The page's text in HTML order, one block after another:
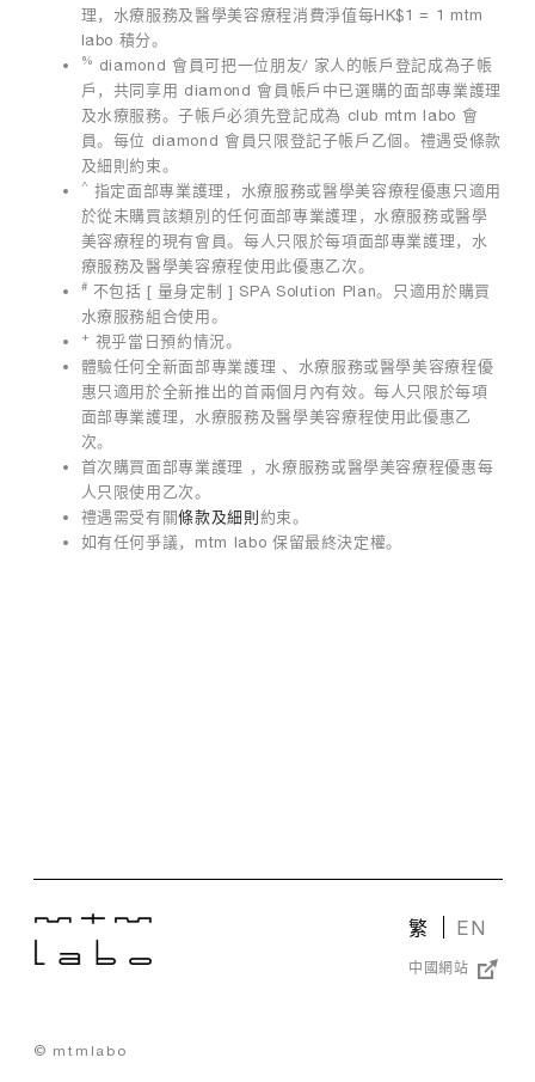
理，水療服務及醫學美容療程消費淨值每HK$1 = 1 mtm
labo 積分。
%
diamond 會員可把一位朋友/ 家人的帳戶登記成為子帳
戶，共同享用 diamond 會員帳戶中已選購的面部專業護理
及水療服務。子帳戶必須先登記成為 club mtm labo 會
員。每位 diamond 會員只限登記子帳戶乙個。禮遇受條款
及細則約束。
^ 指定面部專業護理，水療服務或醫學美容療程優惠只適用
於從未購買該類別的任何面部專業護理，水療服務或醫學
美容療程的現有會員。每人只限於每項面部專業護理，水
療服務及醫學美容療程使用此優惠乙次。
# 不包括 [ 量身定制 ] SPA Solution Plan。只適用於購買
水療服務組合使用。
+ 視乎當日預約情況。
體驗任何全新面部專業護理 、水療服務或醫學美容療程優
惠只適用於全新推出的首兩個月內有效。每人只限於每項
面部專業護理，水療服務及醫學美容療程使用此優惠乙
次。
首次購買面部專業護理 ，水療服務或醫學美容療程優惠每
人只限使用乙次。
禮遇需受有關條款及細則約束。
如有任何爭議，mtm labo 保留最終決定權。
繁 EN
中國網站
© mtmlabo